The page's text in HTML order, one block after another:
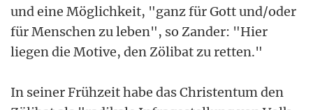
und eine Möglichkeit, "ganz für Gott und/oder
für Menschen zu leben", so Zander: "Hier
liegen die Motive, den Zölibat zu retten."
In seiner Frühzeit habe das Christentum den